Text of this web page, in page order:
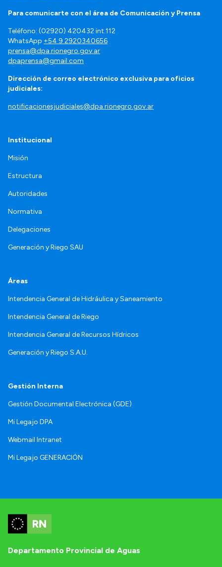
Para comunicarte con el área de Comunicación y Prensa
Teléfono: (02920) 420432 int.112
WhatsApp +54 9 2920340656
prensa@dpa.rionegro.gov.ar
dpaprensa@gmail.com
Dirección de correo electrónico exclusiva para oficios
judiciales:
notificacionesjudiciales@dpa.rionegro.gov.ar
Institucional
Misión
Estructura
Autoridades
Normativa
Delegaciones
Generación y Riego SAU
Áreas
Intendencia General de Hidráulica y Saneamiento
Intendencia General de Riego
Intendencia General de Recursos Hídricos
Generación y Riego S.A.U.
Gestión Interna
Gestión Documental Electrónica (GDE)
Mi Legajo DPA
Webmail Intranet
Mi Legajo GENERACIÓN
Departamento Provincial de Aguas